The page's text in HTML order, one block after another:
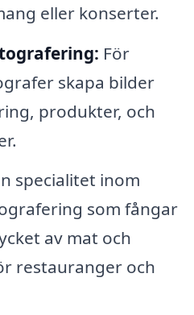
eller konserter.
För
skapa bilder
produkter, och
specialitet inom
som fångar
av mat och
restauranger och